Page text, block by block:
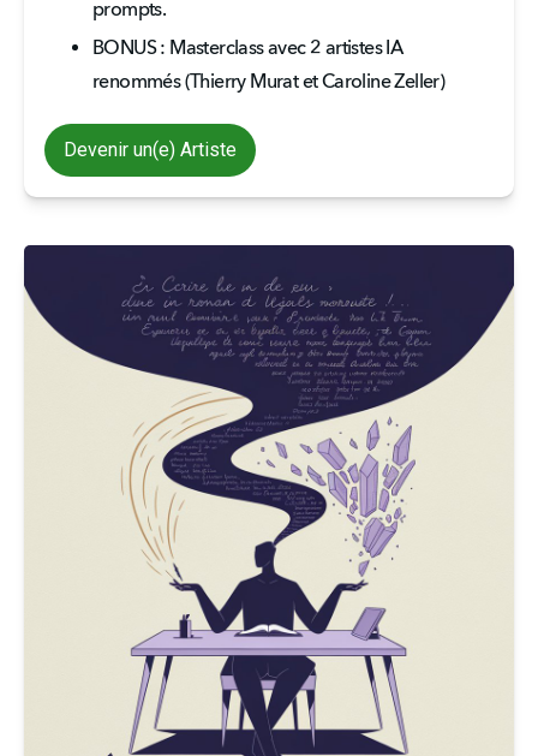
prompts.
BONUS : Masterclass avec 2 artistes IA
renommés (Thierry Murat et Caroline Zeller)
Devenir un(e) Artiste